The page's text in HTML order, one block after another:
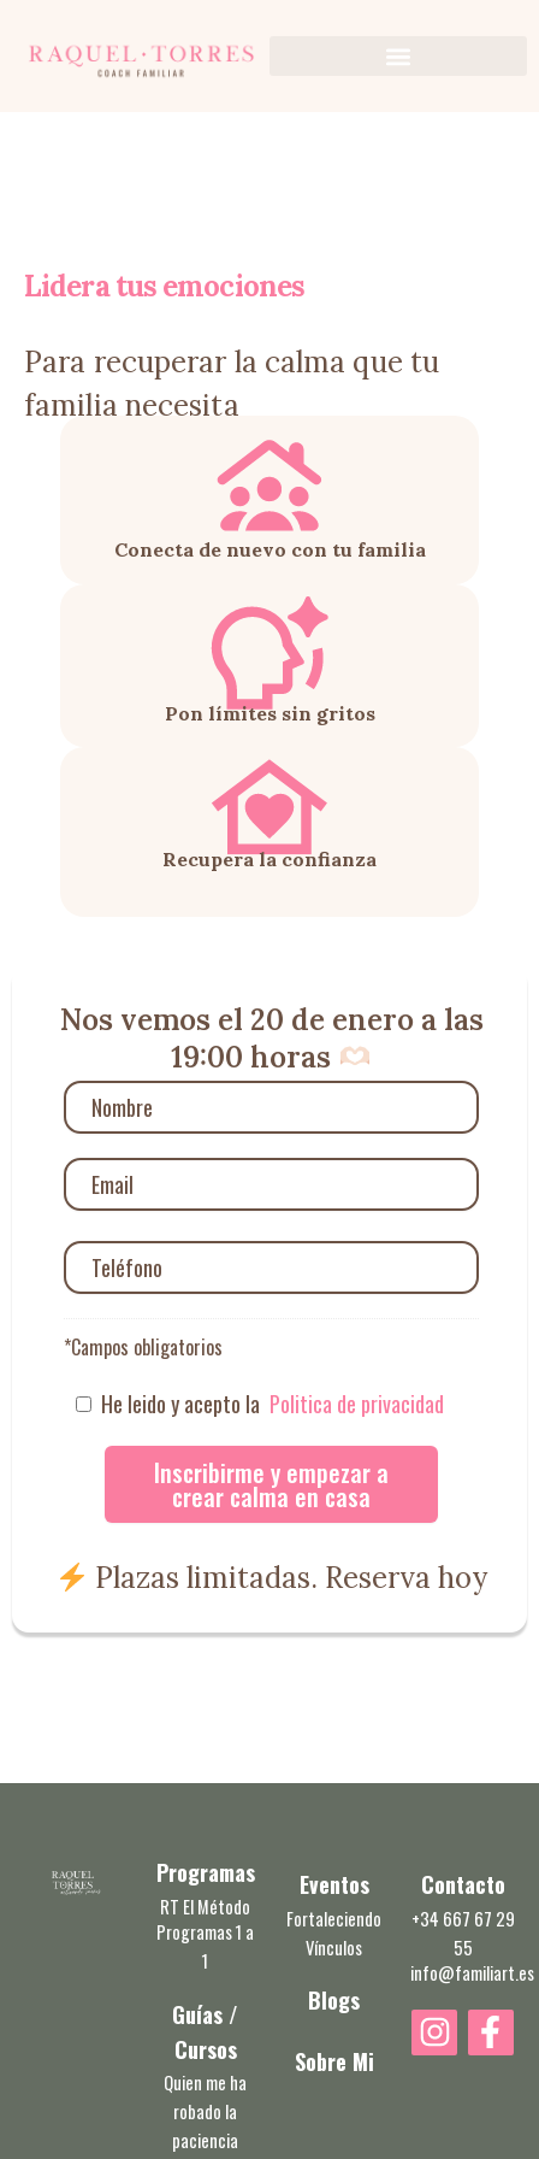
contenido
Lidera tus emociones
Para recuperar la calma que tu
familia necesita
Conecta de nuevo con tu familia
Pon límites sin gritos
Recupera la confianza
Nos vemos el 20 de enero a las
19:00 horas
*Campos obligatorios
He leido y acepto la Politica de privacidad
Plazas limitadas. Reserva hoy
Programas
RT El Método
Programas 1 a
1
Guías /
Cursos
Quien me ha
robado la
paciencia
Eventos
Fortaleciendo
Vínculos
Blogs
Sobre Mi
Contacto
+34 667 67 29
55
info@familiart.es
I
n
F
a